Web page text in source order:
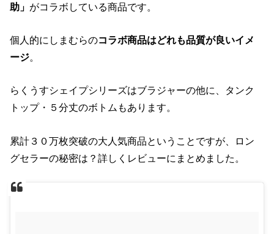
助」 がコラボしている商品です。
個人的にしまむらのコラボ商品はどれも品質が良いイメ
ージ。
らくうすシェイプシリーズはブラジャーの他に、タンク
トップ・５分丈のボトムもあります。
累計３０万枚突破の大人気商品ということですが、ロン
グセラーの秘密は？詳しくレビューにまとめました。